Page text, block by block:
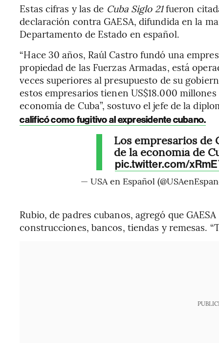
Estas cifras y las de Cuba Siglo 21fueron
declaración contra GAESA, difundida en la
Departamento de Estado en español.
“Hace 30 años, Raúl Castro fundó una
propiedad de las Fuerzas Armadas, está
veces superiores al presupuesto de su
estos empresarios tienen US$18.000
economía de Cuba”, sostuvo el jefe de la
calificó como fugitivo al expresidente cubano.
Los empresarios de
de la economía de
pic.twitter.com/
— USA en Español
Rubio, de padres cubanos, agregó que
construcciones, bancos, tiendas y remesas.